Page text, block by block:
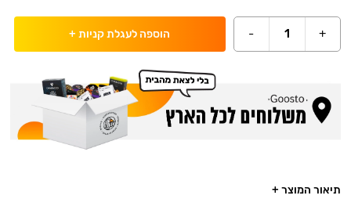
+
1
- הוספה לעגלת קניות +
תיאור המוצר +